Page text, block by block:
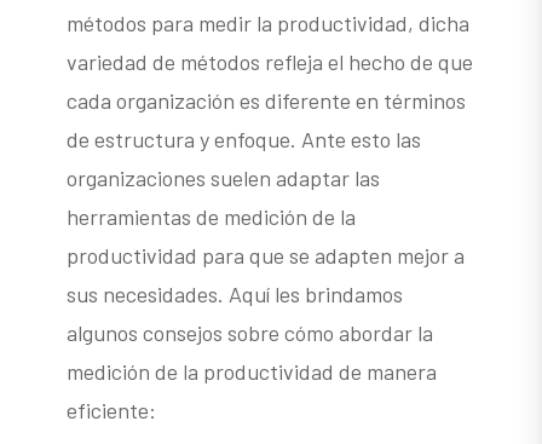
métodos para medir la productividad, dicha
variedad de métodos refleja el hecho de que
cada organización es diferente en términos
de estructura y enfoque. Ante esto las
organizaciones suelen adaptar las
herramientas de medición de la
productividad para que se adapten mejor a
sus necesidades. Aquí les brindamos
algunos consejos sobre cómo abordar la
medición de la productividad de manera
eficiente: